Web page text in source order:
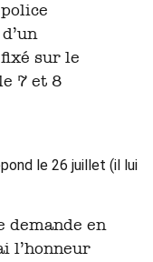
sur le
7 et 8
le 26 juillet (il lui
demande en
l’honneur